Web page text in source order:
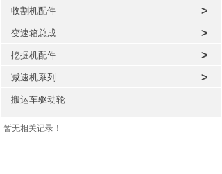
收割机配件 >
变速箱总成 >
挖掘机配件 >
减速机系列 >
搬运车驱动轮
暂无相关记录！